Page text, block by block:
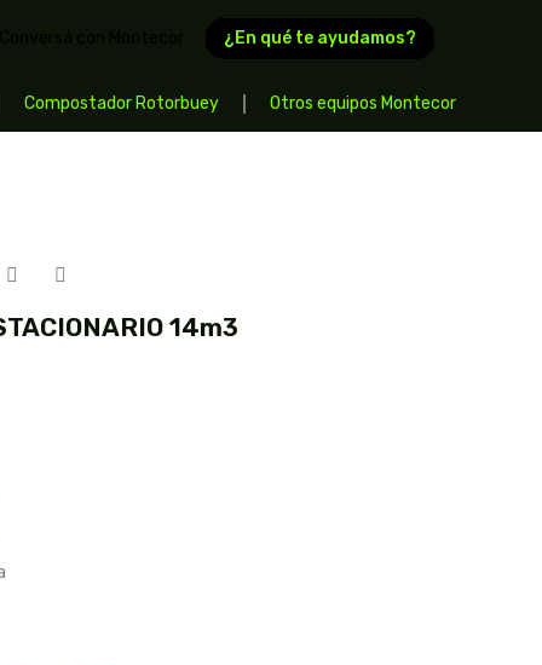
¿En qué te ayudamos?
Compostador Rotorbuey Otros equipos Montecor
14m3